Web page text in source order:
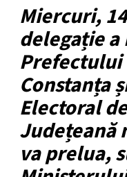
Miercuri,
delegație
Prefectului
Constanța
Electoral
Județeană
va prelua,